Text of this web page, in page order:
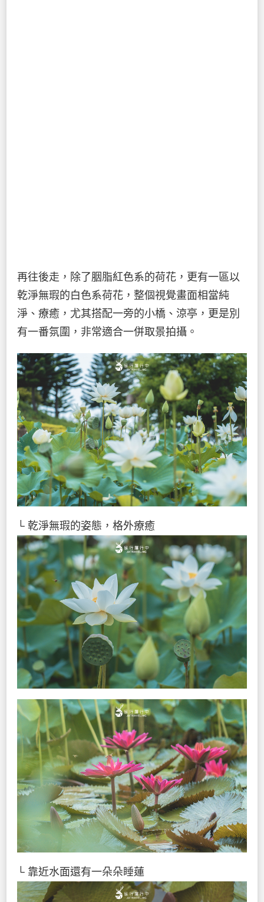
再往後走，除了胭脂紅色系的荷花，更有一區以
乾淨無瑕的白色系荷花，整個視覺畫面相當純
淨、療癒，尤其搭配一旁的小橋、涼亭，更是別
有一番氛圍，非常適合一併取景拍攝。
└ 乾淨無瑕的姿態，格外療癒
└ 靠近水面還有一朵朵睡蓮